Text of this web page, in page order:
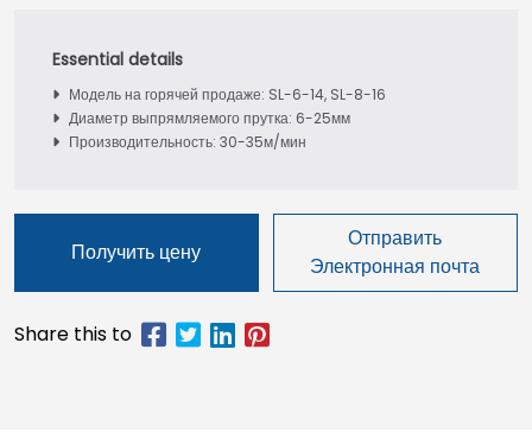
Модель на горячей продаже: SL-6-14, SL-8-16
Диаметр выпрямляемого прутка: 6-25мм
Производительность: 30-35м/мин
Получить цену
Отправить
Электронная почта